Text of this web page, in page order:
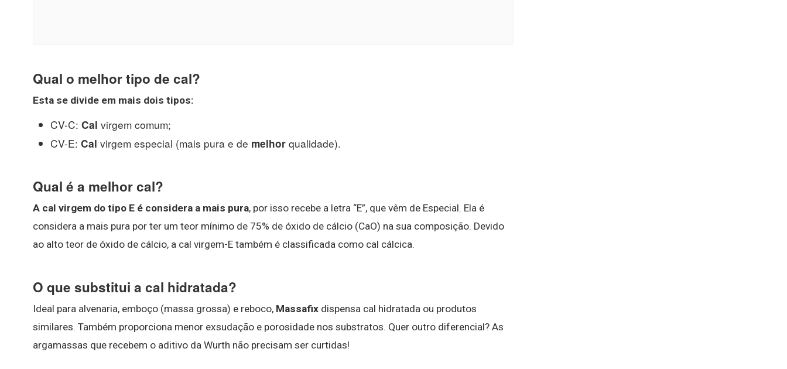
Qual o melhor tipo de cal?
Esta se divide em mais dois tipos:
CV-C: Cal virgem comum;
CV-E: Cal virgem especial (mais pura e de melhor qualidade).
Qual é a melhor cal?
A cal virgem do tipo E é considera a mais pura, por isso recebe a letra “E”, que vêm de Especial. Ela é
considera a mais pura por ter um teor mínimo de 75% de óxido de cálcio (CaO) na sua composição. Devido
ao alto teor de óxido de cálcio, a cal virgem-E também é classificada como cal cálcica.
O que substitui a cal hidratada?
Ideal para alvenaria, emboço (massa grossa) e reboco, Massafix dispensa cal hidratada ou produtos
similares. Também proporciona menor exsudação e porosidade nos substratos. Quer outro diferencial? As
argamassas que recebem o aditivo da Wurth não precisam ser curtidas!